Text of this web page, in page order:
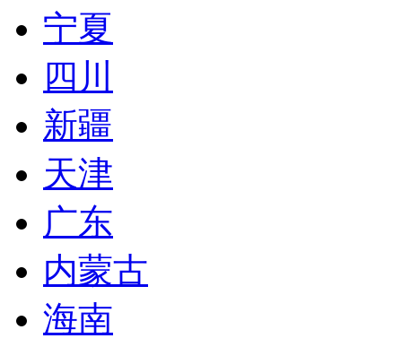
宁夏
四川
新疆
天津
广东
内蒙古
海南